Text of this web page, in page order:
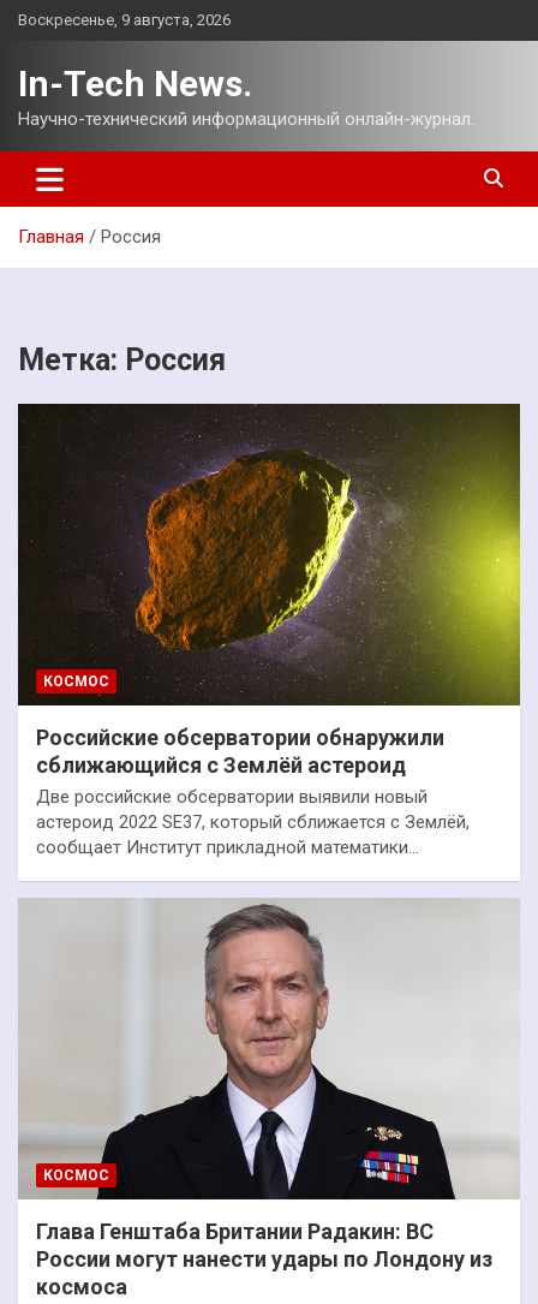
Перейти
Воскресенье, 9 августа, 2026
In-Tech News.
Научно-технический информационный онлайн-журнал.
Главная Россия
Метка: Россия
КОСМОС
Российские обсерватории обнаружили
сближающийся с Землёй астероид
Две российские обсерватории выявили новый
астероид 2022 SE37, который сближается с Землёй,
сообщает Институт прикладной математики…
КОСМОС
Глава Генштаба Британии Радакин: ВС
России могут нанести удары по Лондону из
космоса